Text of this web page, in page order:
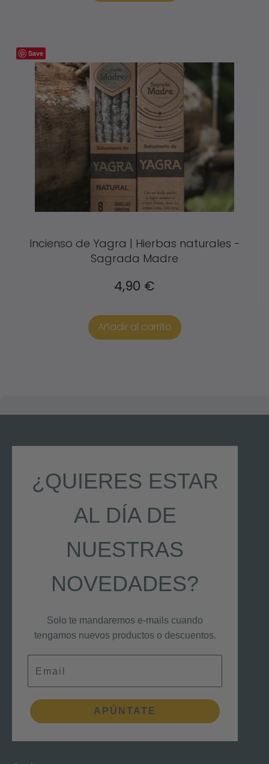
Save
Incienso de Yagra | Hierbas naturales -
Sagrada Madre
4,90 €
Añadir al carrito
¿QUIERES ESTAR
AL DÍA DE
NUESTRAS
NOVEDADES?
Solo te mandaremos e-mails cuando
tengamos nuevos productos o descuentos.
APÚNTATE